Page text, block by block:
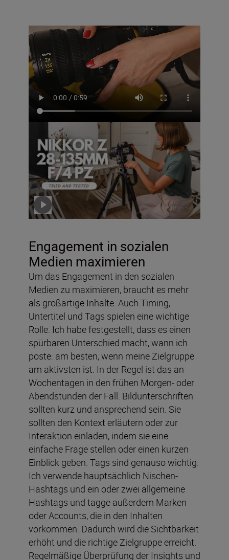
Das NIKKOR Z 28-135mm
f/4 PZ – getestet von Solli
Kanini
Zur Wiedergabe klicken
Engagement in sozialen
Medien maximieren
Um das Engagement in den sozialen
Medien zu maximieren, braucht es mehr
als großartige Inhalte. Auch Timing,
Untertitel und Tags spielen eine wichtige
Rolle. Ich habe festgestellt, dass es einen
spürbaren Unterschied macht, wann ich
poste: am besten, wenn meine Zielgruppe
am aktivsten ist. In der Regel ist das an
Wochentagen in den frühen Morgen- oder
Abendstunden der Fall. Bildunterschriften
sollten kurz und ansprechend sein. Sie
sollten den Kontext erläutern oder zur
Interaktion einladen, indem sie eine
einfache Frage stellen oder einen kurzen
Einblick geben. Tags sind genauso wichtig.
Ich verwende hauptsächlich Nischen-
Hashtags und ein oder zwei allgemeine
Hashtags und tagge außerdem Marken
oder Accounts, die in den Inhalten
vorkommen. Dadurch wird die Sichtbarkeit
erhöht und die richtige Zielgruppe erreicht.
Regelmäßige Überprüfung der Insights und